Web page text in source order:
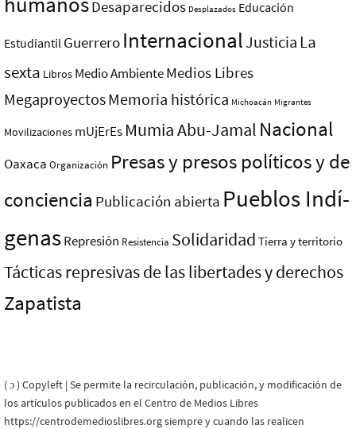
Desaparecidos Desplazados Educación
Estudiantil Guerrero InternacionalJusticia La
sexta Libros Medio AmbienteMedios Libres
MegaproyectosMemoria histórica Michoacán Migrantes
Movilizaciones mUjErEs Mumia Abu-Jamal Nacional
Oaxaca Organización Presas y presos polí­ticos y de
conciencia Publicación abierta Pueblos Indí­
genasRepresión Resistencia Solidaridad Tierra y territorio
Tácticas represivas de las libertades y derechos
Zapatista
( ɔ ) Copyleft | Se permite la recirculación, publicación, y modificación de
los artículos publicados en el Centro de Medios Libres
https://centrodemedioslibres.org siempre y cuando las realicen